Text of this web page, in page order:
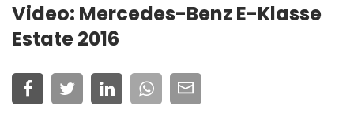
Video: Mercedes-Benz E-Klasse
Estate 2016